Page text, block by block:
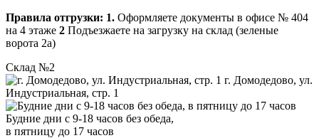
Правила отгрузки: 1. Оформляете документы в офисе № 404
на 4 этаже 2 Подъезжаете на загрузку на склад (зеленые
ворота 2а)
Склад №2
г. Домодедово, ул.
Индустриальная, стр. 1
Будние дни с 9-18 часов без обеда,
в пятницу до 17 часов